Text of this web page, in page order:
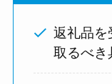
返礼品を
取るべき